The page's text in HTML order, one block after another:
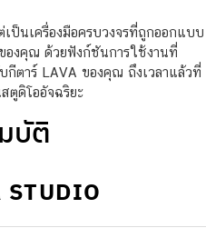
ป็นเครื่องมือครบวงจรที่ถูกออกแบบ
องคุณ ด้วยฟังก์ชันการใช้งานที่
กีตาร์ LAVA ของคุณ ถึงเวลาแล้วที่
ตูดิโออัจฉริยะ
บัติ
STUDIO